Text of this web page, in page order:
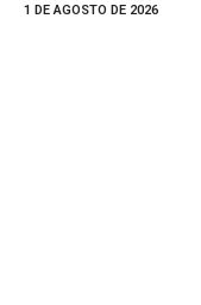
1 DE AGOSTO DE 2026